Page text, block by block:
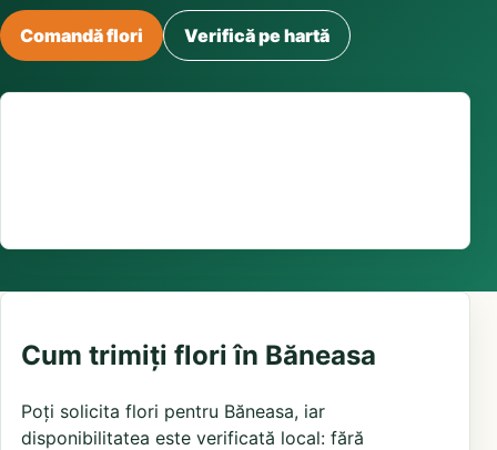
Comandă flori Verifică pe hartă
Cum trimiți flori în Băneasa
Poți solicita flori pentru Băneasa, iar
disponibilitatea este verificată local: fără